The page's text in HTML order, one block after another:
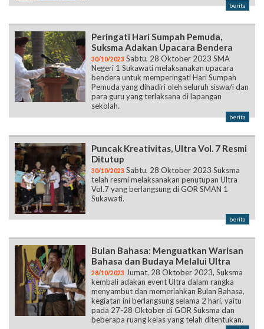
berita
Peringati Hari Sumpah Pemuda,
Suksma Adakan Upacara Bendera
30/10/2023 Sabtu, 28 Oktober 2023 SMA
Negeri 1 Sukawati melaksanakan upacara
bendera untuk memperingati Hari Sumpah
Pemuda yang dihadiri oleh seluruh siswa/i dan
para guru yang terlaksana di lapangan
sekolah.
berita
Puncak Kreativitas, Ultra Vol. 7 Resmi
Ditutup
30/10/2023 Sabtu, 28 Oktober 2023 Suksma
telah resmi melaksanakan penutupan Ultra
Vol.7 yang berlangsung di GOR SMAN 1
Sukawati.
berita
Bulan Bahasa: Menguatkan Warisan
Bahasa dan Budaya Melalui Ultra
28/10/2023 Jumat, 28 Oktober 2023, Suksma
kembali adakan event Ultra dalam rangka
menyambut dan memeriahkan Bulan Bahasa,
kegiatan ini berlangsung selama 2 hari, yaitu
pada 27-28 Oktober di GOR Suksma dan
beberapa ruang kelas yang telah ditentukan.